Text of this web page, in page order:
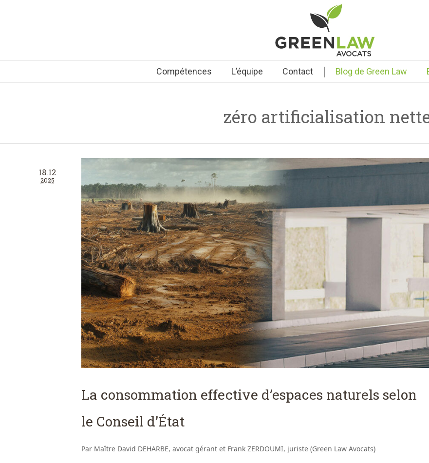
Compétences L’équipe Contact | Blog de Green Law
zéro artificialisation
18.12
2025
La consommation effective d’espaces naturels selon
le Conseil d’État
Par Maître David DEHARBE, avocat gérant et Frank ZERDOUMI, juriste (Green Law Avocats)